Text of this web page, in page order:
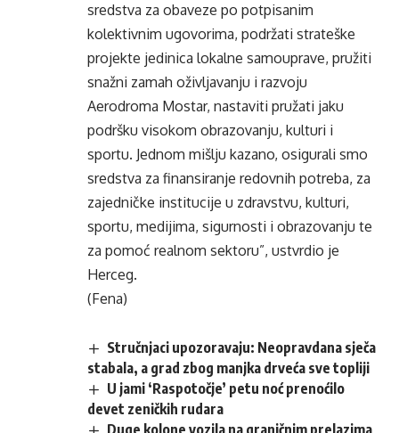
sredstva za obaveze po potpisanim
kolektivnim ugovorima, podržati strateške
projekte jedinica lokalne samouprave, pružiti
snažni zamah oživljavanju i razvoju
Aerodroma Mostar, nastaviti pružati jaku
podršku visokom obrazovanju, kulturi i
sportu. Jednom mišlju kazano, osigurali smo
sredstva za finansiranje redovnih potreba, za
zajedničke institucije u zdravstvu, kulturi,
sportu, medijima, sigurnosti i obrazovanju te
za pomoć realnom sektoru”, ustvrdio je
Herceg.
(Fena)
Stručnjaci upozoravaju: Neopravdana sječa
stabala, a grad zbog manjka drveća sve topliji
U jami ‘Raspotočje’ petu noć prenoćilo
devet zeničkih rudara